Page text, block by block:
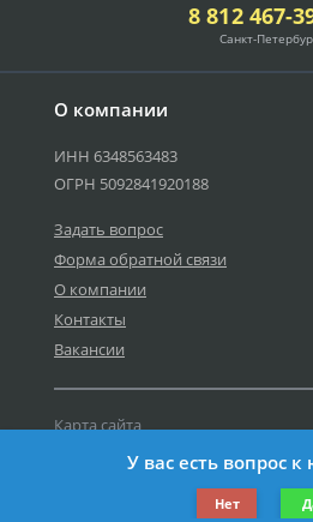
О компании
ИНН 6348563483
ОГРН 5092841920188
Задать вопрос
Форма обратной связи
О компании
Контакты
Вакансии
©2019-2026 Все права защищены.
Карта сайта
Политика персональных данных
8 812 467-
Санкт-
У вас есть вопрос к
Нет